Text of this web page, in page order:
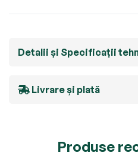
Detalii și Specificații
Livrare și plată
Produse